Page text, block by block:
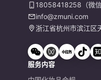
18058418258（微信
info@zmuni.com
浙江省杭州市滨江区
服务内容